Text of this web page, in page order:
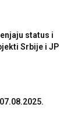
status i
Srbije i JP